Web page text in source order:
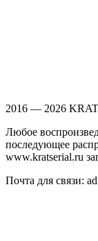
2016 — 2026
Любое
последующее
www.kratserial.ru
Почта для связи: